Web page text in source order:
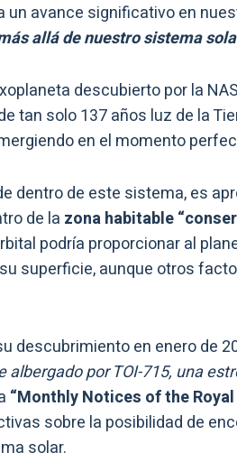
avance significativo en
allá de nuestro sistema
descubierto por la
tan solo 137 años luz de la
en el momento
dentro de este sistema, es
de la zona habitable
podría proporcionar al
superficie, aunque otros
descubrimiento en enero de
por TOI-715, una
“Monthly Notices of the
sobre la posibilidad de
solar.